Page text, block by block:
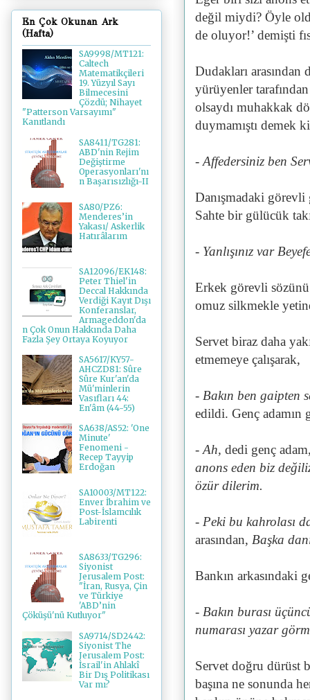
değil miydi? Öyle
de oluyor!’ demişti
Dudakları arasından
yürüyenler
olsaydı muhakkak
duymamıştı demek
- Affedersiniz ben
Danışmadaki görevli
Sahte bir gülücük
- Yanlışınız var
Erkek görevli sözünü
omuz silkmekle
Servet biraz daha
etmemeye çalışarak,
- Bakın ben gaipten
edildi. Genç
- Ah, dedi genç
anons eden biz
özür dilerim.
- Peki bu kahrolası
arasından, Başka
Bankın arkasındaki
- Bakın burası
numarası yazar
Servet doğru dürüst
başına ne sonunda
En Çok Okunan Ark
(Hafta)
SA9998/MT121:
Caltech
Matematikçileri
19. Yüzyıl Sayı
Bilmecesini
Çözdü; Nihayet
"Patterson Varsayımı"
Kanıtlandı
SA8411/TG281:
ABD'nin Rejim
Değiştirme
Operasyonları'nı
n Başarısızlığı-II
SA80/PZ6:
Menderes’in
Yakası/ Askerlik
Hatırâlarım
SA12096/EK148:
Peter Thiel'in
Deccal Hakkında
Verdiği Kayıt Dışı
Konferanslar,
Armageddon'da
n Çok Onun Hakkında Daha
Fazla Şey Ortaya Koyuyor
SA5617/KY57-
AHCZD81: Sûre
Sûre Kur'an'da
Mü'minlerin
Vasıfları 44:
En'âm (44-55)
SA638/AS52: 'One
Minute'
Fenomeni -
Recep Tayyip
Erdoğan
SA10003/MT122:
Enver İbrahim ve
Post-İslamcılık
Labirenti
SA8633/TG296:
Siyonist
Jerusalem Post:
"İran, Rusya, Çin
ve Türkiye
'ABD’nin
Çöküşü'nü Kutluyor"
SA9714/SD2442:
Siyonist The
Jerusalem Post:
İsrail'in Ahlakî
Bir Dış Politikası
Var mı?